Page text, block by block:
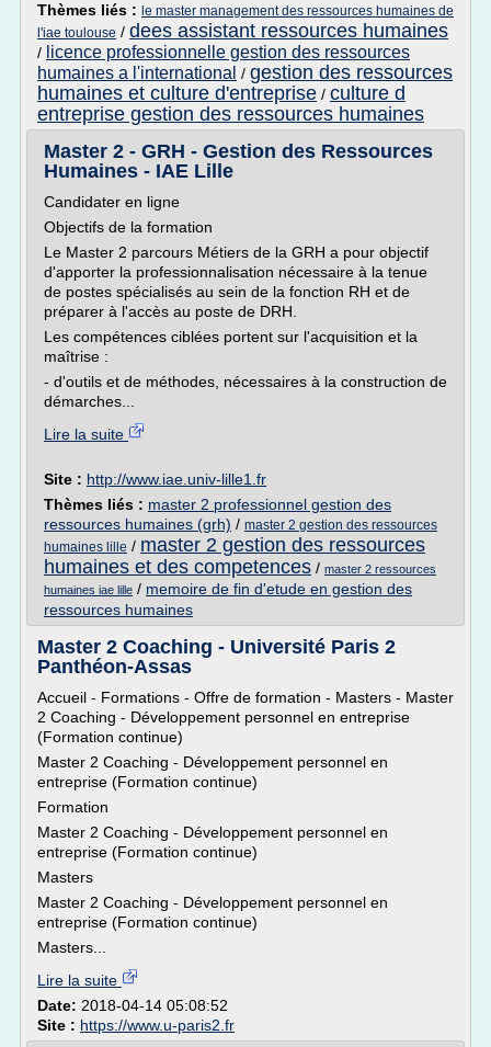
Thèmes liés : le master management des ressources humaines de
l'iae toulouse / dees assistant ressources humaines
/ licence professionnelle gestion des ressources
humaines a l'international / gestion des ressources
humaines et culture d'entreprise / culture d
entreprise gestion des ressources humaines
Master 2 - GRH - Gestion des Ressources
Humaines - IAE Lille
Candidater en ligne
Objectifs de la formation
Le Master 2 parcours Métiers de la GRH a pour objectif
d'apporter la professionnalisation nécessaire à la tenue
de postes spécialisés au sein de la fonction RH et de
préparer à l'accès au poste de DRH.
Les compétences ciblées portent sur l'acquisition et la
maîtrise :
- d'outils et de méthodes, nécessaires à la construction de
démarches...
Lire la suite
Site : http://www.iae.univ-lille1.fr
Thèmes liés : master 2 professionnel gestion des
ressources humaines (grh) / master 2 gestion des ressources
humaines lille / master 2 gestion des ressources
humaines et des competences / master 2 ressources
humaines iae lille / memoire de fin d'etude en gestion des
ressources humaines
Master 2 Coaching - Université Paris 2
Panthéon-Assas
Accueil - Formations - Offre de formation - Masters - Master
2 Coaching - Développement personnel en entreprise
(Formation continue)
Master 2 Coaching - Développement personnel en
entreprise (Formation continue)
Formation
Master 2 Coaching - Développement personnel en
entreprise (Formation continue)
Masters
Master 2 Coaching - Développement personnel en
entreprise (Formation continue)
Masters...
Lire la suite
Date: 2018-04-14 05:08:52
Site : https://www.u-paris2.fr